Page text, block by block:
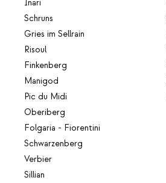
Inari
Schruns
Gries im Sellrain
Risoul
Finkenberg
Manigod
Pic du Midi
Oberiberg
Folgaria - Fiorentini
Schwarzenberg
Verbier
Sillian